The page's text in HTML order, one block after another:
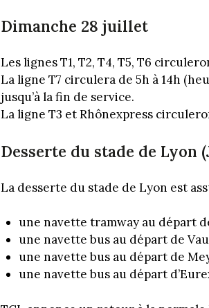
Dimanche 28 juillet
Les lignes T1, T2, T4, T5, T6
La ligne T7 circulera de 5h à 14h
jusqu’à la fin de service.
La ligne T3 et Rhônexpress
Desserte du stade de Lyon
La desserte du stade de Lyon est
une navette tramway au départ
une navette bus au départ de
une navette bus au départ de
une navette bus au départ